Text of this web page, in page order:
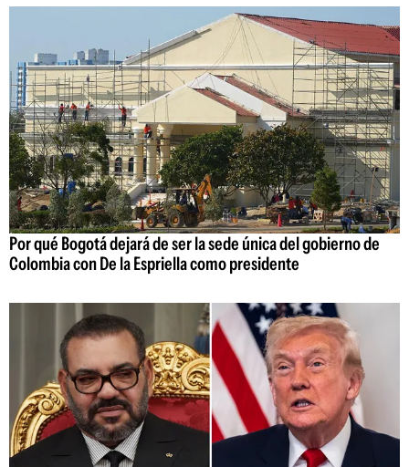
Por qué Bogotá dejará de ser la sede única del gobierno de
Colombia con De la Espriella como presidente